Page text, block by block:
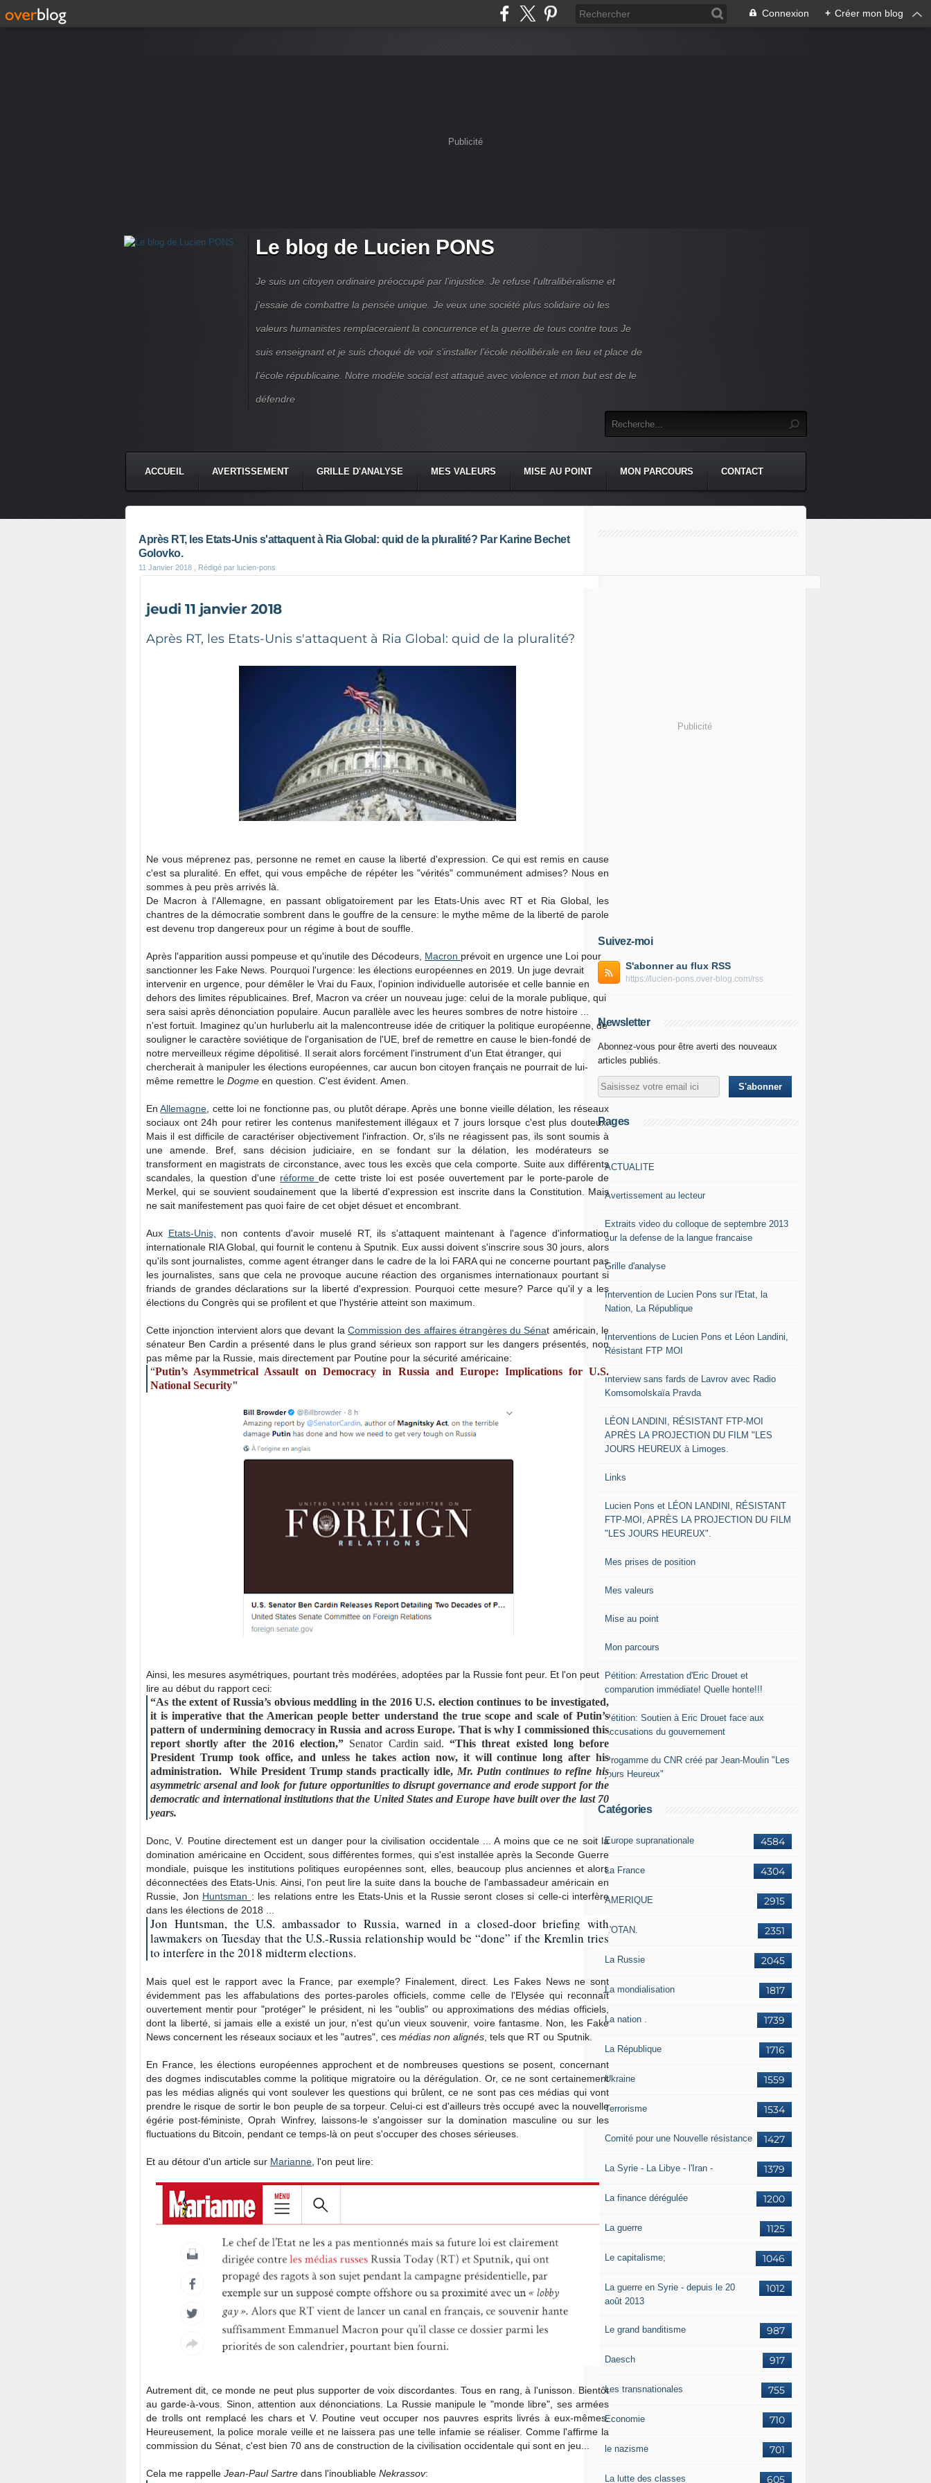
Connexion + Créer mon blog
Publicité
Le blog de Lucien PONS
Je suis un citoyen ordinaire préoccupé par l’injustice. Je refuse l'ultralibéralisme et
j'essaie de combattre la pensée unique. Je veux une société plus solidaire où les
valeurs humanistes remplaceraient la concurrence et la guerre de tous contre tous Je
suis enseignant et je suis choqué de voir s’installer l’école néolibérale en lieu et place de
l’école républicaine. Notre modèle social est attaqué avec violence et mon but est de le
défendre
ACCUEIL AVERTISSEMENT GRILLE D'ANALYSE MES VALEURS MISE AU POINT MON PARCOURS CONTACT
Après RT, les Etats-Unis s'attaquent à Ria Global: quid de la pluralité? Par Karine Bechet
Golovko.
11 Janvier 2018 , Rédigé par lucien-pons
jeudi 11 janvier 2018
Après RT, les Etats-Unis s'attaquent à Ria Global: quid de la pluralité?
Ne vous méprenez pas, personne ne remet en cause la liberté d'expression. Ce qui est remis en cause
c'est sa pluralité. En effet, qui vous empêche de répéter les "vérités" communément admises? Nous en
sommes à peu près arrivés là.
De Macron à l'Allemagne, en passant obligatoirement par les Etats-Unis avec RT et Ria Global, les
chantres de la démocratie sombrent dans le gouffre de la censure: le mythe même de la liberté de parole
est devenu trop dangereux pour un régime à bout de souffle.
Après l'apparition aussi pompeuse et qu'inutile des Décodeurs, Macron prévoit en urgence une Loi pour
sanctionner les Fake News. Pourquoi l'urgence: les élections européennes en 2019. Un juge devrait
intervenir en urgence, pour démêler le Vrai du Faux, l'opinion individuelle autorisée et celle bannie en
dehors des limites républicaines. Bref, Macron va créer un nouveau juge: celui de la morale publique, qui
sera saisi après dénonciation populaire. Aucun parallèle avec les heures sombres de notre histoire ...
n'est fortuit. Imaginez qu'un hurluberlu ait la malencontreuse idée de critiquer la politique européenne, de
souligner le caractère soviétique de l'organisation de l'UE, bref de remettre en cause le bien-fondé de
notre merveilleux régime dépolitisé. Il serait alors forcément l'instrument d'un Etat étranger, qui
chercherait à manipuler les élections européennes, car aucun bon citoyen français ne pourrait de lui-
même remettre le Dogme en question. C'est évident. Amen.
EnAllemagne , cette loi ne fonctionne pas, ou plutôt dérape. Après une bonne vieille délation, les réseaux
sociaux ont 24h pour retirer les contenus manifestement illégaux et 7 jours lorsque c'est plus douteux.
Mais il est difficile de caractériser objectivement l'infraction. Or, s'ils ne réagissent pas, ils sont soumis à
une amende. Bref, sans décision judiciaire, en se fondant sur la délation, les modérateurs se
transforment en magistrats de circonstance, avec tous les excès que cela comporte. Suite aux différents
scandales, la question d'une réformede cette triste loi est posée ouvertement par le porte-parole de
Merkel, qui se souvient soudainement que la liberté d'expression est inscrite dans la Constitution. Mais
ne sait manifestement pas quoi faire de cet objet désuet et encombrant.
Aux Etats-Unis,
non contents d'avoir muselé RT, ils s'attaquent maintenant à l'agence d'information
internationale RIA Global, qui fournit le contenu à Sputnik. Eux aussi doivent s'inscrire sous 30 jours, alors
qu'ils sont journalistes, comme agent étranger dans le cadre de la loi FARA qui ne concerne pourtant pas
les journalistes, sans que cela ne provoque aucune réaction des organismes internationaux pourtant si
friands de grandes déclarations sur la liberté d'expression. Pourquoi cette mesure? Parce qu'il y a les
élections du Congrès qui se profilent et que l'hystérie atteint son maximum.
Cette injonction intervient alors que devant la Commission des affaires étrangères du Sénat américain, le
sénateur Ben Cardin a présenté dans le plus grand sérieux son rapport sur les dangers présentés, non
pas même par la Russie, mais directement par Poutine pour la sécurité américaine:
“Putin’s Asymmetrical Assault on Democracy in Russia and Europe: Implications for U.S.
National Security"
Ainsi, les mesures asymétriques, pourtant très modérées, adoptées par la Russie font peur. Et l'on peut
lire au début du rapport ceci:
“As the extent of Russia’s obvious meddling in the 2016 U.S. election continues to be investigated,
it is imperative that the American people better understand the true scope and scale of Putin’s
pattern of undermining democracy in Russia and across Europe. That is why I commissioned this
report shortly after the 2016 election,” Senator Cardin said.“This threat existed long before
President Trump took office, and unless he takes action now, it will continue long after his
administration. While President Trump stands practically idle, Mr. Putin continues to refine his
asymmetric arsenal and look forfuture opportunities to disrupt governance and erode support for the
democratic and international institutions that the United States and Europe have built over the last 70
years.
Donc, V. Poutine directement est un danger pour la civilisation occidentale ... A moins que ce ne soit la
domination américaine en Occident, sous différentes formes, qui s'est installée après la Seconde Guerre
mondiale, puisque les institutions politiques européennes sont, elles, beaucoup plus anciennes et alors
déconnectées des Etats-Unis. Ainsi, l'on peut lire la suite dans la bouche de l'ambassadeur américain en
Russie, Jon Huntsman : les relations entre les Etats-Unis et la Russie seront closes si celle-ci interfère
dans les élections de 2018 ...
Jon Huntsman, the U.S. ambassador to Russia, warned in a closed-door briefing with
lawmakers on Tuesday that the U.S.-Russia relationship would be “done” if the Kremlin tries
to interfere in the 2018 midterm elections.
Mais quel est le rapport avec la France, par exemple? Finalement, direct. Les Fakes News ne sont
évidemment pas les affabulations des portes-paroles officiels, comme celle de l'Elysée qui reconnaît
ouvertement mentir pour "protéger" le président, ni les "oublis" ou approximations des médias officiels,
dont la liberté, si jamais elle a existé un jour, n'est qu'un vieux souvenir, voire fantasme. Non, les Fake
News concernent les réseaux sociaux et les "autres", ces médias non alignés , tels que RT ou Sputnik.
En France, les élections européennes approchent et de nombreuses questions se posent, concernant
des dogmes indiscutables comme la politique migratoire ou la dérégulation. Or, ce ne sont certainement
pas les médias alignés qui vont soulever les questions qui brûlent, ce ne sont pas ces médias qui vont
prendre le risque de sortir le bon peuple de sa torpeur. Celui-ci est d'ailleurs très occupé avec la nouvelle
égérie post-féministe, Oprah Winfrey, laissons-le s'angoisser sur la domination masculine ou sur les
fluctuations du Bitcoin, pendant ce temps-là on peut s'occuper des choses sérieuses.
Et au détour d'un article sur Marianne , l'on peut lire:
Autrement dit, ce monde ne peut plus supporter de voix discordantes. Tous en rang, à l'unisson. Bientôt
au garde-à-vous. Sinon, attention aux dénonciations. La Russie manipule le "monde libre", ses armées
de trolls ont remplacé les chars et V. Poutine veut occuper nos pauvres esprits livrés à eux-mêmes.
Heureusement, la police morale veille et ne laissera pas une telle infamie se réaliser. Comme l'affirme la
commission du Sénat, c'est bien 70 ans de construction de la civilisation occidentale qui sont en jeu...
Cela me rappelle Jean-Paul Sartre dans l'inoubliable Nekrassov:
Publicité
Suivez-moi
S'abonner au flux RSS
https://lucien-pons.over-blog.com/rss
Newsletter
Abonnez-vous pour être averti des nouveaux
articles publiés.
Pages
ACTUALITE
Avertissement au lecteur
Extraits video du colloque de septembre 2013
sur la defense de la langue francaise
Grille d'analyse
Intervention de Lucien Pons sur l'Etat, la
Nation, La République
Interventions de Lucien Pons et Léon Landini,
Résistant FTP MOI
Interview sans fards de Lavrov avec Radio
Komsomolskaïa Pravda
LÉON LANDINI, RÉSISTANT FTP-MOI
APRÈS LA PROJECTION DU FILM "LES
JOURS HEUREUX à Limoges.
Links
Lucien Pons et LÉON LANDINI, RÉSISTANT
FTP-MOI, APRÈS LA PROJECTION DU FILM
"LES JOURS HEUREUX".
Mes prises de position
Mes valeurs
Mise au point
Mon parcours
Pétition: Arrestation d'Eric Drouet et
comparution immédiate! Quelle honte!!!
Pétition: Soutien à Eric Drouet face aux
accusations du gouvernement
Progamme du CNR créé par Jean-Moulin "Les
jours Heureux"
Catégories
4584
Europe supranationale
4304
La France
2915
AMERIQUE
2351
L'OTAN.
2045
La Russie
1817
La mondialisation
1739
La nation .
1716
La République
1559
Ukraine
1534
Terrorisme
1427
Comité pour une Nouvelle résistance
1379
La Syrie - La Libye - l'Iran -
1200
La finance dérégulée
1125
La guerre
1046
Le capitalisme;
1012
La guerre en Syrie - depuis le 20
août 2013
987
Le grand banditisme
917
Daesch
755
Les transnationales
710
Economie
701
le nazisme
605
La lutte des classes